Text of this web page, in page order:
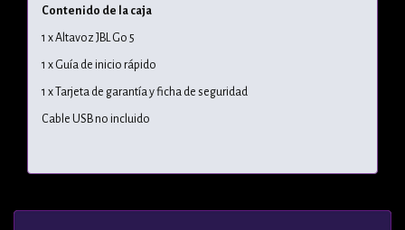
Contenido de la caja
1 x Altavoz JBL Go 5
1 x Guía de inicio rápido
1 x Tarjeta de garantía y ficha de seguridad
Cable USB no incluido